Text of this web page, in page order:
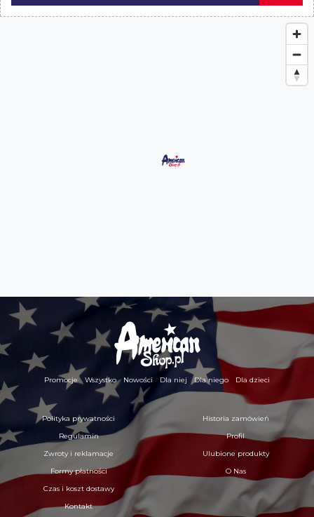
Promocje Wszystko Nowości Dla niej Dla niego Dla dzieci
Polityka prywatności
Regulamin
Zwroty i reklamacje
Historia zamówień
Profil
Ulubione produkty
Formy płatności
Czas i koszt dostawy
Kontakt
O Nas